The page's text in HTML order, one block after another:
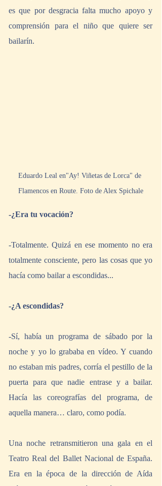
es que por desgracia falta mucho apoyo y
comprensión para el niño que quiere ser
bailarín.
Eduardo Leal en"Ay! Viñetas de Lorca" de
Flamencos en Route. Foto de Alex Spichale
-¿Era tu vocación?
-Totalmente. Quizá en ese momento no era
totalmente consciente, pero las cosas que yo
hacía como bailar a escondidas...
-¿A escondidas?
-Sí, había un programa de sábado por la
noche y yo lo grababa en vídeo. Y cuando
no estaban mis padres, corría el pestillo de la
puerta para que nadie entrase y a bailar.
Hacía las coreografías del programa, de
aquella manera… claro, como podía.
Una noche retransmitieron una gala en el
Teatro Real del Ballet Nacional de España.
Era en la época de la dirección de Aída